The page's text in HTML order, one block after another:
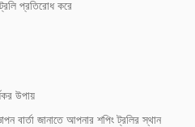
প্রতিরোধ করে
উপায়
বার্তা জানাতে আপনার শপিং ট্রলির স্থান